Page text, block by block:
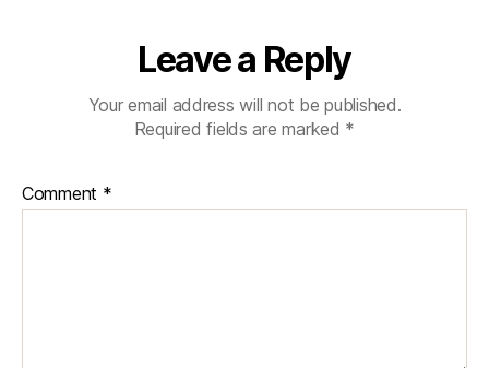
Leave a Reply
Your email address will not be published.
Required fields are marked *
Comment *